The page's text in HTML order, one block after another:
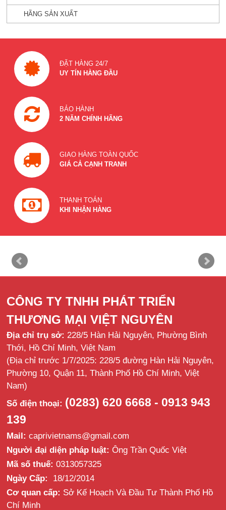
HÃNG SẢN XUẤT
ĐẶT HÀNG 24/7
UY TÍN HÀNG ĐẦU
BẢO HÀNH
2 NĂM CHÍNH HÃNG
GIAO HÀNG TOÀN QUỐC
GIÁ CẢ CẠNH TRANH
THANH TOÁN
KHI NHẬN HÀNG
CÔNG TY TNHH PHÁT TRIỂN
THƯƠNG MẠI VIỆT NGUYÊN
Địa chỉ trụ sở: 228/5 Hàn Hải Nguyên, Phường Bình
Thới, Hồ Chí Minh, Việt Nam
(Địa chỉ trước 1/7/2025: 228/5 đường Hàn Hải Nguyên,
Phường 10, Quận 11, Thành Phố Hồ Chí Minh, Việt
Nam)
Số điện thoại: (0283) 620 6668 - 0913 943
139
Mail: caprivietnams@gmail.com
Người đại diện pháp luật: Ông Trần Quốc Việt
Mã số thuế: 0313057325
Ngày Cấp:
18/12/2014
Cơ quan cấp: Sở Kế Hoạch Và Đầu Tư Thành Phố Hồ
Chí Minh